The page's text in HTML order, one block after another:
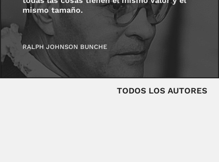
mismo tamaño.
RALPH JOHNSON BUNCHE
TODOS LOS AUTORES